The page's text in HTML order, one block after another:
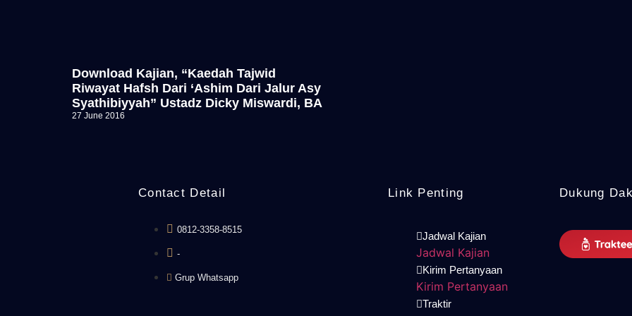
Download Kajian, “Kaedah Tajwid
Riwayat Hafsh Dari ‘Ashim Dari Jalur Asy
Syathibiyyah” Ustadz Dicky Miswardi, BA
27 June 2016
Contact Detail
0812-3358-8515
-
Grup Whatsapp
Link Penting
Jadwal Kajian
Jadwal Kajian
Kirim Pertanyaan
Kirim Pertanyaan
Traktir
Dukung